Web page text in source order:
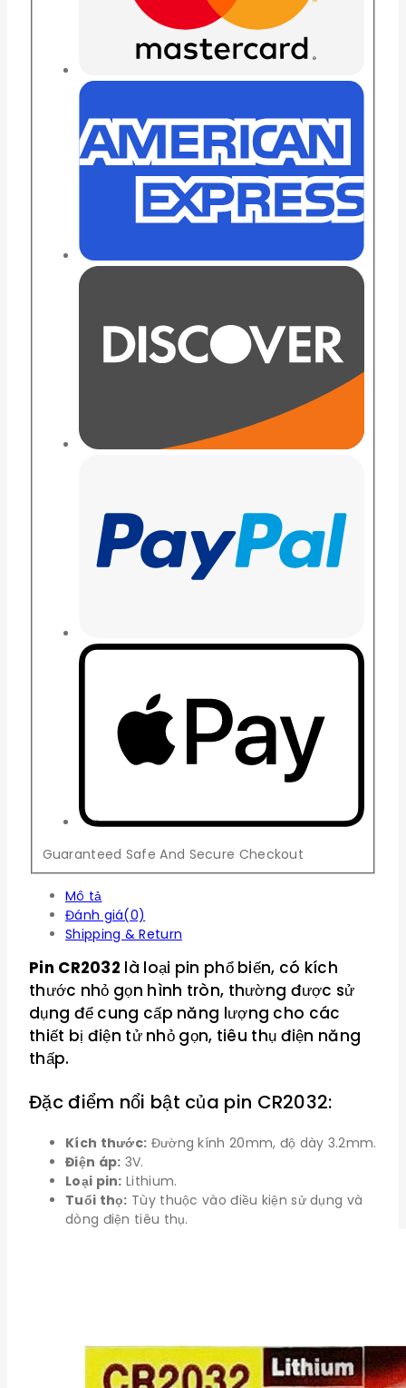
Guaranteed Safe And Secure Checkout
Mô tả
Đánh giá(0)
Shipping & Return
Pin CR2032 là loại pin phổ biến, có kích
thước nhỏ gọn hình tròn, thường được sử
dụng để cung cấp năng lượng cho các
thiết bị điện tử nhỏ gọn, tiêu thụ điện năng
thấp.
Đặc điểm nổi bật của pin CR2032:
Kích thước: Đường kính 20mm, độ dày 3.2mm.
Điện áp: 3V.
Loại pin: Lithium.
Tuổi thọ: Tùy thuộc vào điều kiện sử dụng và
dòng điện tiêu thụ.